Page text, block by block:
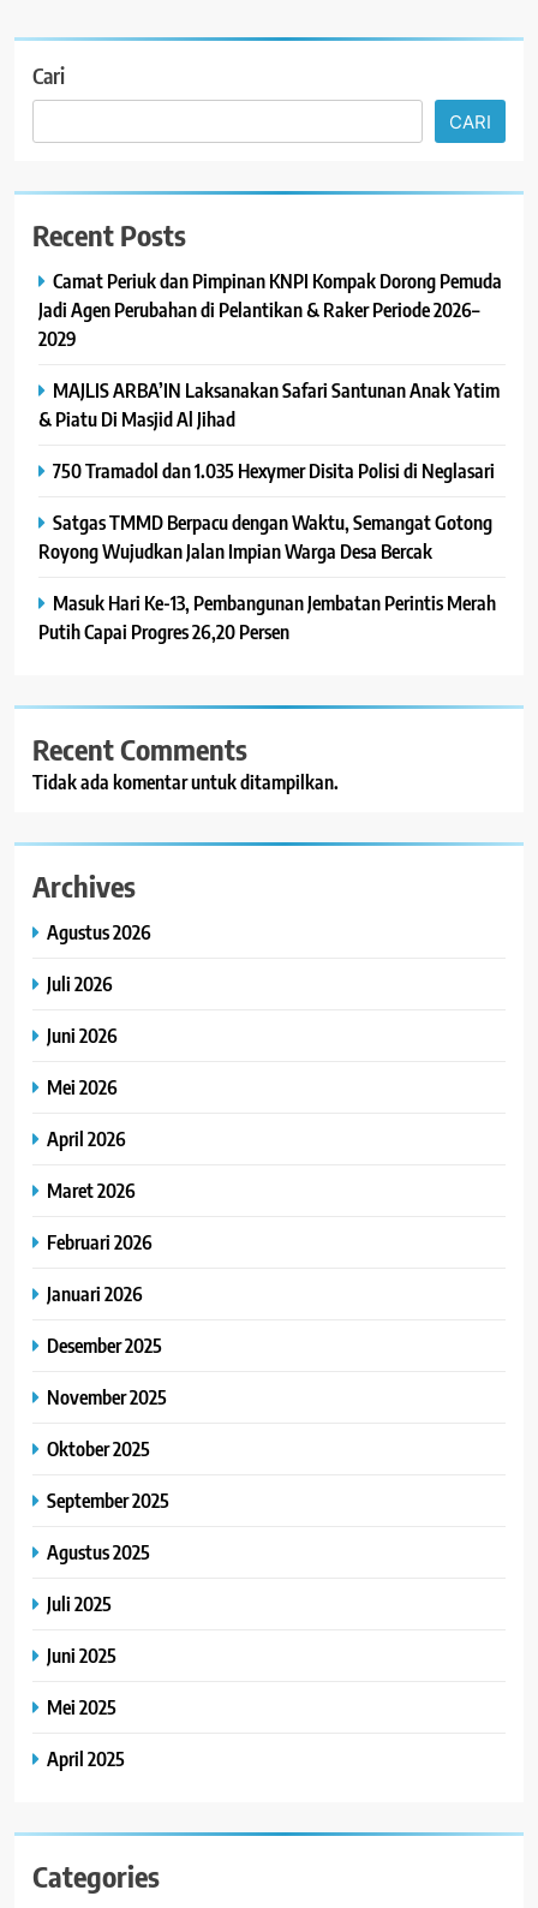
Cari
CARI
Recent Posts
Camat Periuk dan Pimpinan KNPI Kompak Dorong Pemuda
Jadi Agen Perubahan di Pelantikan & Raker Periode 2026–
2029
MAJLIS ARBA’IN Laksanakan Safari Santunan Anak Yatim
& Piatu Di Masjid Al Jihad
750 Tramadol dan 1.035 Hexymer Disita Polisi di Neglasari
Satgas TMMD Berpacu dengan Waktu, Semangat Gotong
Royong Wujudkan Jalan Impian Warga Desa Bercak
Masuk Hari Ke-13, Pembangunan Jembatan Perintis Merah
Putih Capai Progres 26,20 Persen
Recent Comments
Tidak ada komentar untuk ditampilkan.
Archives
Agustus 2026
Juli 2026
Juni 2026
Mei 2026
April 2026
Maret 2026
Februari 2026
Januari 2026
Desember 2025
November 2025
Oktober 2025
September 2025
Agustus 2025
Juli 2025
Juni 2025
Mei 2025
April 2025
Categories